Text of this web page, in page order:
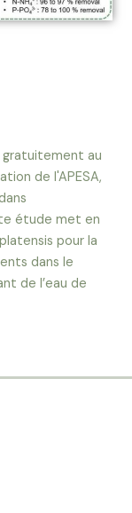
au
de l'APESA,
étude met en
pour la
dans le
de l’eau de